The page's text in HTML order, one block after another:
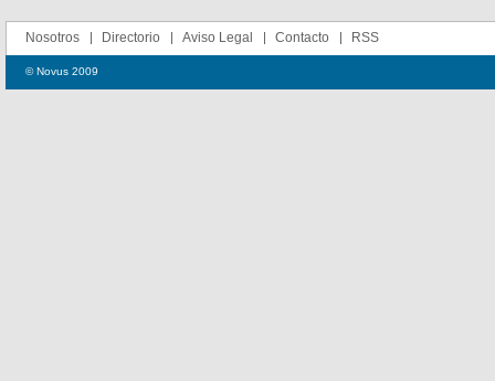
Nosotros Directorio Aviso Legal Contacto RSS
© Novus 2009